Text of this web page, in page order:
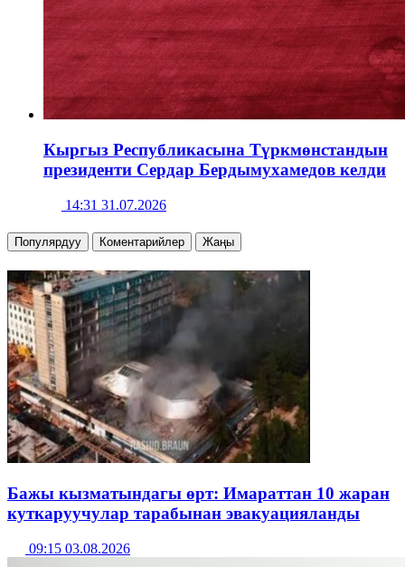
Кыргыз Республикасына Түркмөнстандын
президенти Сердар Бердымухамедов келди
14:31 31.07.2026
Популярдуу Коментарийлер Жаңы
Бажы кызматындагы өрт: Имараттан 10 жаран
куткаруучулар тарабынан эвакуацияланды
09:15 03.08.2026